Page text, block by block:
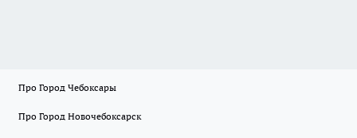
Про Город Чебоксары
Про Город Новочебоксарск